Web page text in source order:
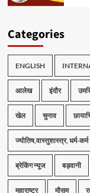
Categories
ENGLISH
आलेख इंदौर
खेल चुनाव
ज्योतिष,वास्तुशास्त्र, धर्म-कर्म
ब्रेकिंग न्यूज बड़वानी
महाराष्ट्र मौसम